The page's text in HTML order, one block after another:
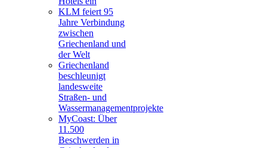
KLM feiert 95
Jahre Verbindung
zwischen
Griechenland und
der Welt
Griechenland
beschleunigt
landesweite
Straßen- und
Wassermanagementprojekte
MyCoast: Über
11.500
Beschwerden in